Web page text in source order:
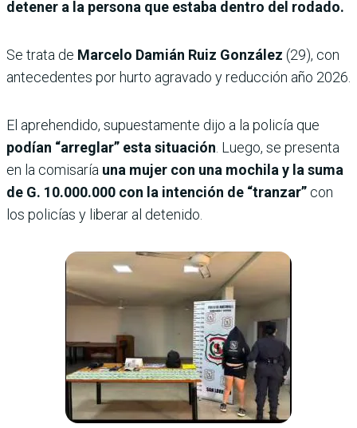
detener a la persona que estaba dentro del rodado.
Se trata de Marcelo Damián Ruiz González (29), con
antecedentes por hurto agravado y reducción año 2026.
El aprehendido, supuestamente dijo a la policía que
podían “arreglar” esta situación . Luego, se presenta
en la comisaría una mujer con una mochila y la suma
de G. 10.000.000 con la intención de “tranzar” con
los policías y liberar al detenido.